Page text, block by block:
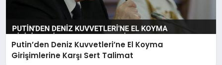
Putin’den Deniz Kuvvetleri’ne El Koyma
Girişimlerine Karşı Sert Talimat